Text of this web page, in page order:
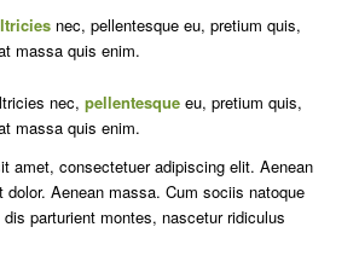
nec, pellentesque eu, pretium quis,
massa quis enim.
nec, pellentesqueeu, pretium quis,
massa quis enim.
amet, consectetuer adipiscing elit. Aenean
dolor. Aenean massa. Cum sociis natoque
parturient montes, nascetur ridiculus